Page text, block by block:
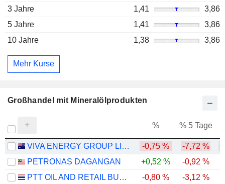
3 Jahre
1,41
3,86
5 Jahre
1,41
3,86
10 Jahre
1,38 3,86
Mehr Kurse
Großhandel mit Mineralölprodukten
% % 5 Tage
VIVA ENERGY GROUP LIMITED -0,75 % -7,72 %
PETRONAS DAGANGAN
+0,52 % -0,92 %
PTT OIL AND RETAIL BUSINESS
-0,80 % -3,12 %